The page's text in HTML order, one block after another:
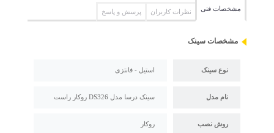
مشخصات فنی نظرات کاربران پرسش و پاسخ
مشخصات سینک
نوع سینک استیل - فانتزی
نام مدل سینک درسا مدل DS326 روکار راست
روش نصب روکار